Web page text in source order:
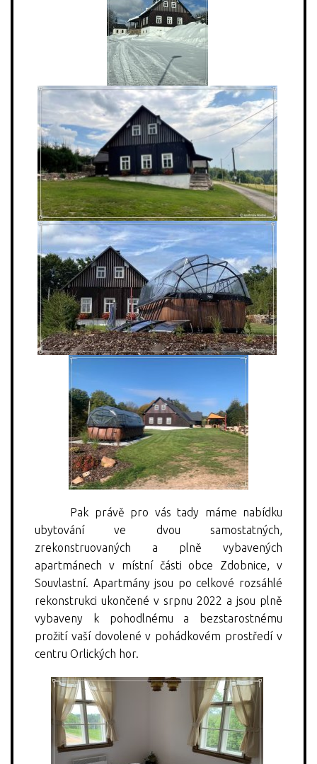
Pak právě pro vás tady máme nabídku
ubytování ve dvou samostatných,
zrekonstruovaných a plně vybavených
apartmánech v místní části obce Zdobnice, v
Souvlastní. Apartmány jsou po celkové rozsáhlé
rekonstrukci ukončené v srpnu 2022 a jsou plně
vybaveny k pohodlnému a bezstarostnému
prožití vaší dovolené v pohádkovém prostředí v
centru Orlických hor.